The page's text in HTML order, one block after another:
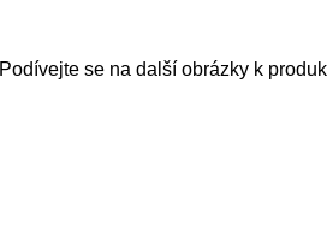
Podívejte se na další obrázky k